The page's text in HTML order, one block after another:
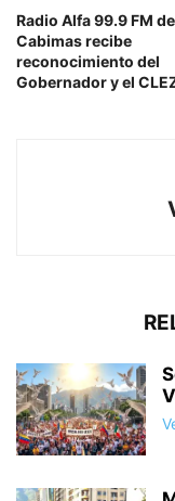
Radio Alfa 99.9 FM de
Cabimas recibe
reconocimiento del
Gobernador y el